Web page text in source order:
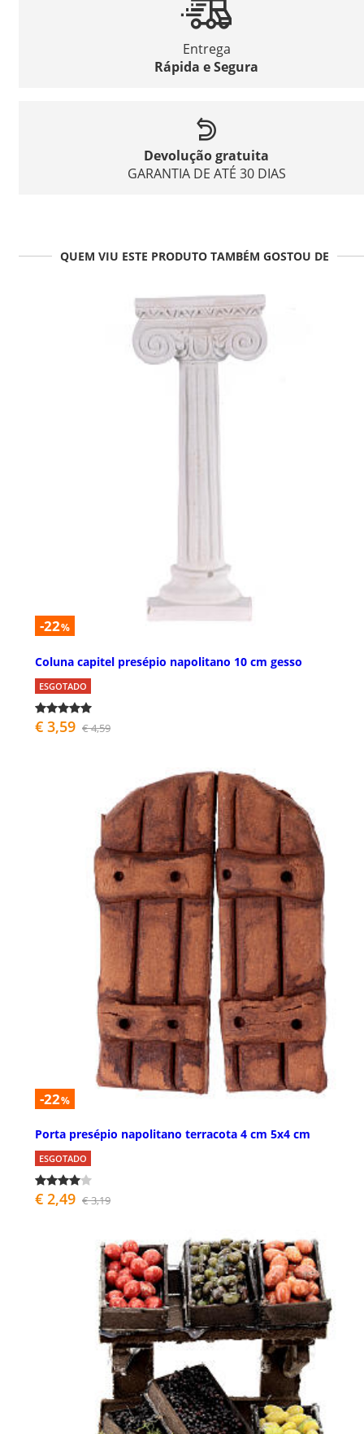
Entrega
Rápida e Segura
Devolução gratuita
GARANTIA DE ATÉ 30 DIAS
QUEM VIU ESTE PRODUTO TAMBÉM GOSTOU DE
-22%
Coluna capitel presépio napolitano 10 cm gesso
ESGOTADO
€ 3,59 € 4,59
-22%
Porta presépio napolitano terracota 4 cm 5x4 cm
ESGOTADO
€ 2,49 € 3,19